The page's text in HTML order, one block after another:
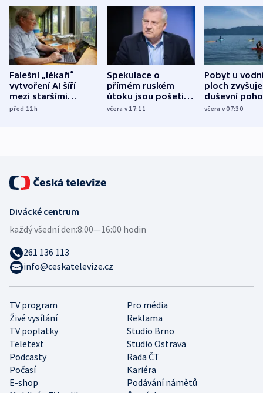
Falešní „lékaři“
vytvoření AI šíří
mezi staršími
Poláky nebezpečné
před 12h
Spekulace o
přímém ruském
útoku jsou pošetilé,
míní estonský
včera v 17:11
Pobyt u
ploch zvyšuje
duševní
ukázala
včera v 07:30
TV program
Pro média
Živé vysílání
Reklama
TV poplatky
Studio Brno
Teletext
Studio Ostrava
Podcasty
Rada ČT
Počasí
Kariéra
E-shop
Podávání námětů
Divácké centrum
každý všední den:8:00—16:00 hodin
261 136 113
info@ceskatelevize.cz